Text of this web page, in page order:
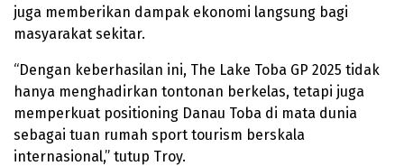
juga memberikan dampak ekonomi langsung bagi
masyarakat sekitar.
“Dengan keberhasilan ini, The Lake Toba GP 2025 tidak
hanya menghadirkan tontonan berkelas, tetapi juga
memperkuat positioning Danau Toba di mata dunia
sebagai tuan rumah sport tourism berskala
internasional,” tutup Troy.